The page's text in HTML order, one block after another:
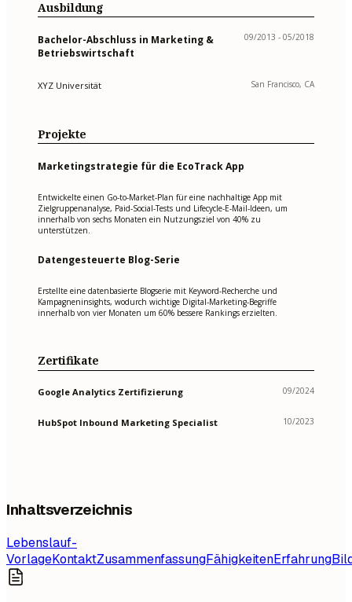
Ausbildung
Bachelor-Abschluss in Marketing &
Betriebswirtschaft
09/2013 - 05/2018
XYZ Universität San Francisco, CA
Projekte
Marketingstrategie für die EcoTrack App
Entwickelte einen Go-to-Market-Plan für eine nachhaltige App mit
Zielgruppenanalyse, Paid-Social-Tests und Lifecycle-E-Mail-Ideen, um
innerhalb von sechs Monaten ein Nutzungsziel von 40% zu
unterstützen.
Datengesteuerte Blog-Serie
Erstellte eine datenbasierte Blogserie mit Keyword-Recherche und
Kampagneninsights, wodurch wichtige Digital-Marketing-Begriffe
innerhalb von vier Monaten um 60% bessere Rankings erzielten.
Zertifikate
Google Analytics Zertifizierung 09/2024
HubSpot Inbound Marketing Specialist 10/2023
Inhaltsverzeichnis
Lebenslauf-
VorlageKontaktZusammenfassungFähigkeitenErfahrung